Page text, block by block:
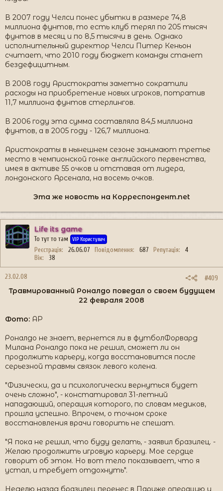
В 2007 году Челси понес убытки в размере 74,8
миллиона фунтов, то есть клуб терял по 205 тысяч
фунтов в месяц и по 8,5 тысячи в день. Однако
исполнительный директор Челси Питер Кеньон
считает, что 2010 году бюджет команды станет
бездефицитным.
В 2008 году Аристократы заметно сократили
расходы на приобретение новых игроков, потратив
11,7 миллиона фунтов стерлингов.
В 2006 году эта сумма составляла 84,5 миллиона
фунтов, а в 2005 году - 126,7 миллиона.
Аристократы в нынешнем сезоне занимают третье
место в чемпионской гонке английского первенства,
имея в активе 55 очков и отставая от лидера,
лондонского Арсенала, на восемь очков.
Эта же новость на Корреспондент.net​
Life its game
То тут то там VIP Користувач
Реєстрація 26.06.07 Повідомлення 687 Репутація
4
Вік
38
23.02.08 #409
Травмированный Роналдо поведал о своем будущем
22 февраля 2008​
Фото: AP
Роналдо не знает, вернется ли в футболФорвард
Милана Роналдо пока не решил, сможет ли он
продолжить карьеру, когда восстановится после
серьезной травмы связок левого колена.
"Физически, да и психологически вернуться будет
очень сложно", - констатировал 31-летний
нападающий, операция которого, по словам медиков,
прошла успешно. Впрочем, о точном сроке
восстановления врачи говорить не спешат.
"Я пока не решил, что буду делать, - заявил бразилец. -
Желаю продолжить игровую карьеру. Мое сердце
говорит об этом. Но вот тело показывает, что я
устал, и требует отдохнуть".
Неделю назад бразилец перенес в Париже операцию и